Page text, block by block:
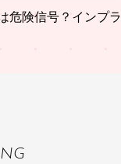
危険信号？インプラ